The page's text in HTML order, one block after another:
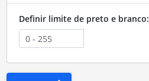
Definir limite de preto e branco: